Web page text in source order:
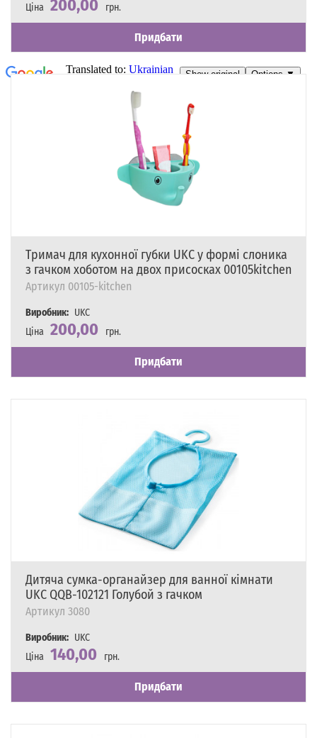
Ціна 200,00
грн.
Наявність
Є в наявності
Придбати
Тримач для кухонної губки UKC у формі слоника
з гачком хоботом на двох присосках 00105kitchen
Артикул 00105-kitchen
Виробник: UKC
Ціна 200,00
грн.
Наявність
Є в наявності
Придбати
Дитяча сумка-органайзер для ванної кімнати
UKC QQB-102121 Голубой з гачком
Артикул 3080
Виробник: UKC
Ціна 140,00
грн.
Наявність
Є в наявності
Придбати